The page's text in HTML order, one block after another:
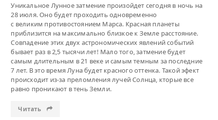
Уникальное Лунное затмение произойдет сегодня в ночь на
28 июля. Оно будет проходить одновременно
с великим противостоянием Марса. Красная планеты
приблизится на максимально близкое к Земле расстояние.
Совпадение этих двух астрономических явлений событий
бывает раз в 2,5 тысячи лет! Мало того, затмение будет
самым длительным в 21 веке и самым темным за последние
7 лет. В это время Луна будет красного оттенка. Такой эфект
происходит из-за преломления лучей Солнца, кторые все
равно проникают в тень Земли.
Читать